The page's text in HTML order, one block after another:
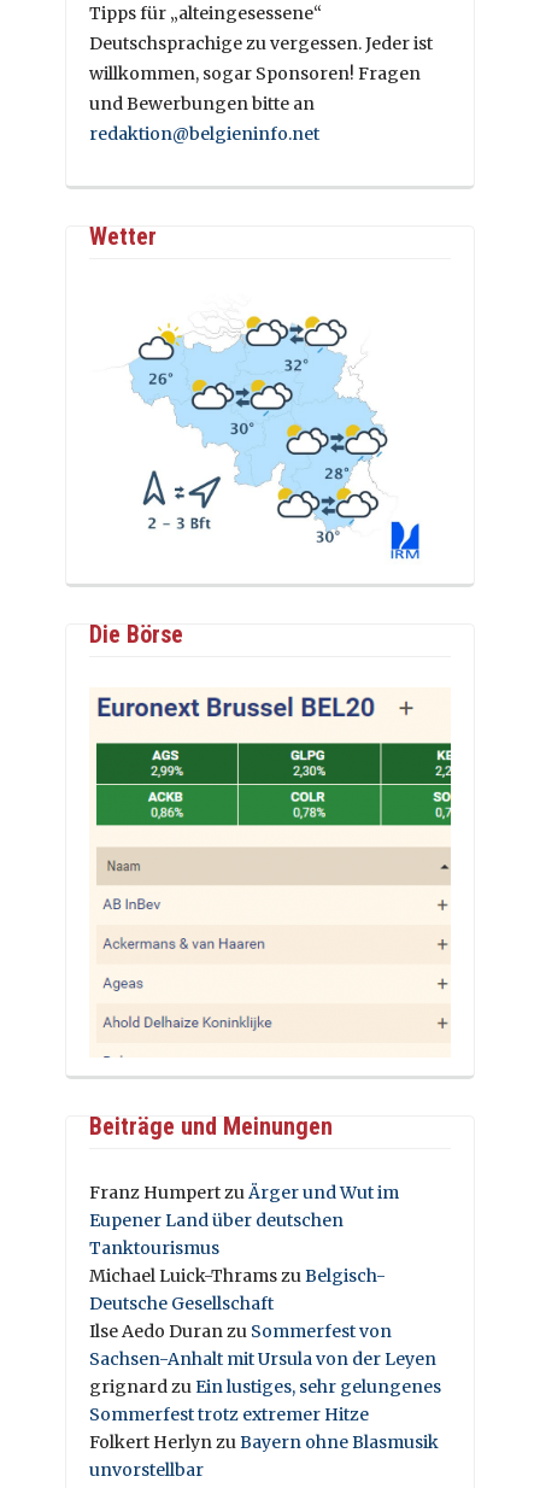
Tipps für „alteingesessene“
Deutschsprachige zu vergessen. Jeder ist
willkommen, sogar Sponsoren! Fragen
und Bewerbungen bitte an
redaktion@belgieninfo.net
Wetter
Die Börse
Beiträge und Meinungen
Franz HumpertzuÄrger und Wut im
Eupener Land über deutschen
Tanktourismus
Michael Luick-ThramszuBelgisch-
Deutsche Gesellschaft
Ilse Aedo Duranzu Sommerfest von
Sachsen-Anhalt mit Ursula von der Leyen
grignardzuEin lustiges, sehr gelungenes
Sommerfest trotz extremer Hitze
Folkert HerlynzuBayern ohne Blasmusik
unvorstellbar